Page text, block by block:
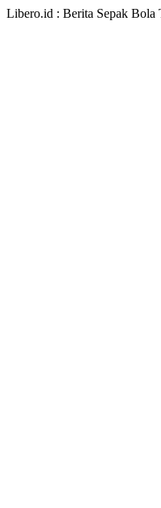
Libero.id : Berita Sepak Bola